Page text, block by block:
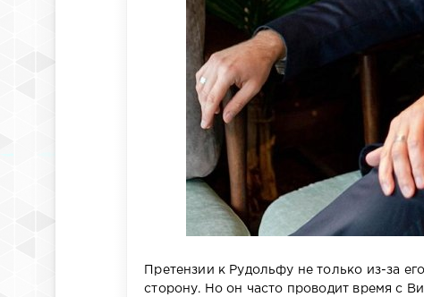
Претензии к Рудольфу не только из-за
сторону. Но он часто проводит время с